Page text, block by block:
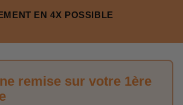
EN 4X POSSIBLE
remise sur votre 1ère